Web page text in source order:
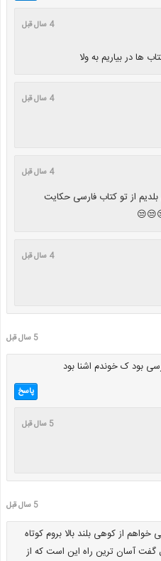
4 سال قبل
ها در بیاریم به ولا
4 سال قبل
4 سال قبل
از تو کتاب فارسی حکایت
4 سال قبل
5 سال قبل
بود ک خوندم اشنا بود
پاسخ
5 سال قبل
5 سال قبل
از کوهی بلند بالا بروم کوتاه
گفت آسان ترین راه این است که از